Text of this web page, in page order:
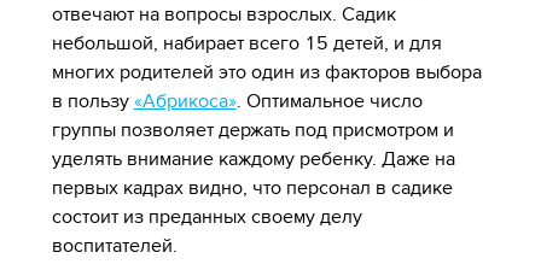
отвечают на вопросы взрослых. Садик
небольшой, набирает всего 15 детей, и для
многих родителей это один из факторов выбора
в пользу «Абрикоса». Оптимальное число
группы позволяет держать под присмотром и
уделять внимание каждому ребенку. Даже на
первых кадрах видно, что персонал в садике
состоит из преданных своему делу
воспитателей.